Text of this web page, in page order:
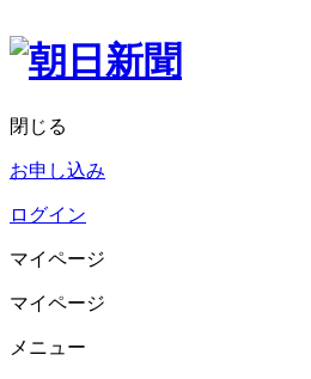
閉じる
お申し込み
ログイン
マイページ
マイページ
メニュー